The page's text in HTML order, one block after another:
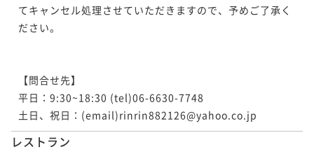
てキャンセル処理させていただきますので、予めご了承く
ださい。
【問合せ先】
平日：9:30~18:30 (tel)06-6630-7748
土日、祝日：(email)rinrin882126@yahoo.co.jp
レストラン